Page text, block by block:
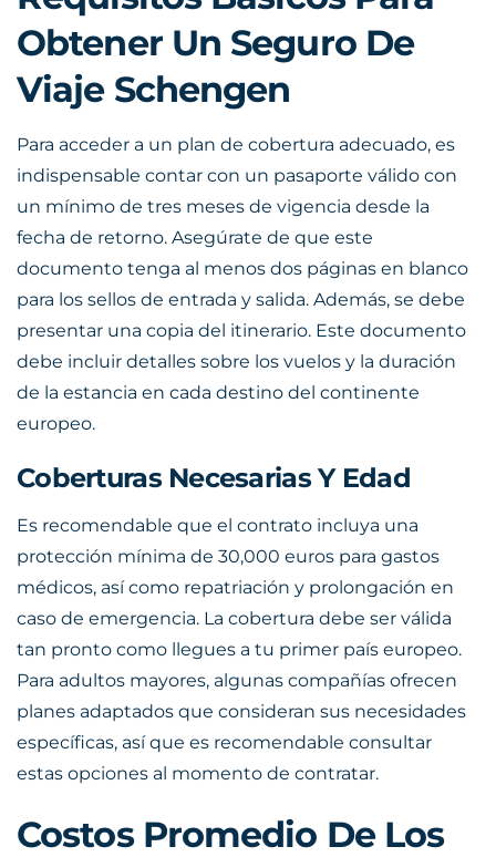
Obtener Un Seguro De
Viaje Schengen
Para acceder a un plan de cobertura adecuado, es
indispensable contar con un pasaporte válido con
un mínimo de tres meses de vigencia desde la
fecha de retorno. Asegúrate de que este
documento tenga al menos dos páginas en blanco
para los sellos de entrada y salida. Además, se debe
presentar una copia del itinerario. Este documento
debe incluir detalles sobre los vuelos y la duración
de la estancia en cada destino del continente
europeo.
Coberturas Necesarias Y Edad
Es recomendable que el contrato incluya una
protección mínima de 30,000 euros para gastos
médicos, así como repatriación y prolongación en
caso de emergencia. La cobertura debe ser válida
tan pronto como llegues a tu primer país europeo.
Para adultos mayores, algunas compañías ofrecen
planes adaptados que consideran sus necesidades
específicas, así que es recomendable consultar
estas opciones al momento de contratar.
Costos Promedio De Los